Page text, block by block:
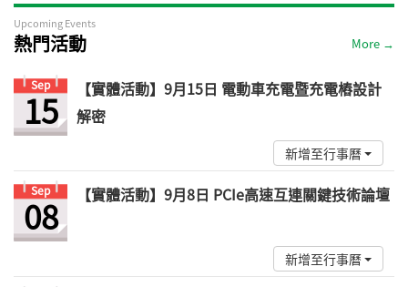
Upcoming Events
熱門活動 More →
Sep
15
【實體活動】9月15日 電動車充電暨充電樁設計
解密
新增至行事曆
Sep
08 【實體活動】9月8日 PCIe高速互連關鍵技術論壇
新增至行事曆